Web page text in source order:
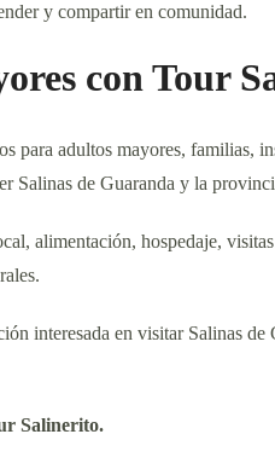
y compartir en comunidad.
con Tour
para adultos mayores, familias,
Salinas de Guaranda y la
alimentación, hospedaje,
interesada en visitar Salinas
Salinerito.